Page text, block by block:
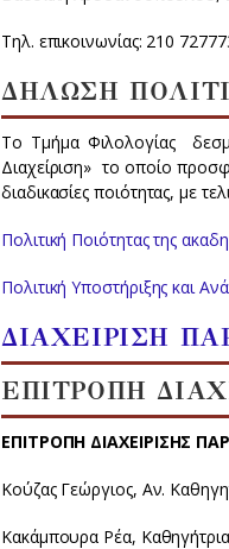
Τηλ. επικοινωνίας: 210
ΔΗΛΩΣΗ
Το Τμήμα Φιλολογίας
Διαχείριση» το οποίο
διαδικασίες ποιότητας, με
Πολιτική Ποιότητας της
Πολιτική Υποστήριξης και
ΔΙΑΧΕΙΡΙΣΗ
ΕΠΙΤΡΟΠΗ
ΕΠΙΤΡΟΠΗ ΔΙΑΧΕΙΡΙΣΗΣ
Κούζας Γεώργιος, Αν.
Κακάμπουρα Ρέα,